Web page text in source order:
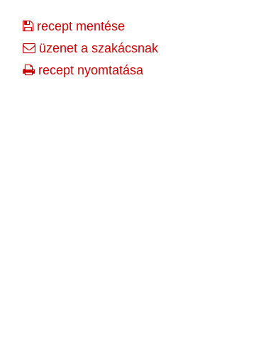
recept mentése
üzenet a szakácsnak
recept nyomtatása